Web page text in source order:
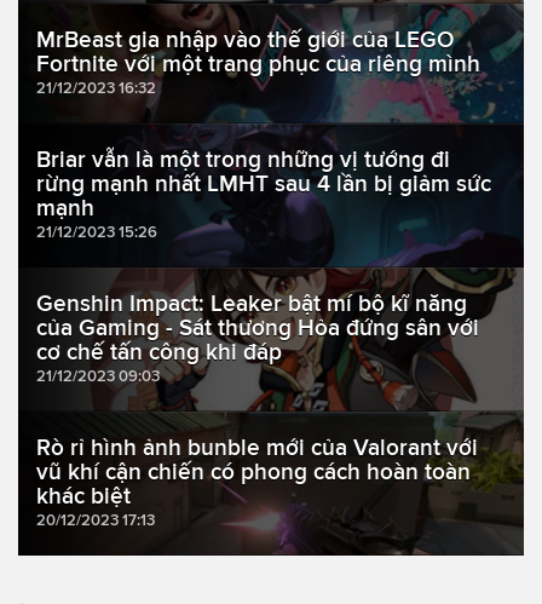
MrBeast gia nhập vào thế giới của LEGO
Fortnite với một trang phục của riêng mình
21/12/2023 16:32
Briar vẫn là một trong những vị tướng đi
rừng mạnh nhất LMHT sau 4 lần bị giảm sức
mạnh
21/12/2023 15:26
Genshin Impact: Leaker bật mí bộ kĩ năng
của Gaming - Sát thương Hỏa đứng sân với
cơ chế tấn công khi đáp
21/12/2023 09:03
Rò rỉ hình ảnh bunble mới của Valorant với
vũ khí cận chiến có phong cách hoàn toàn
khác biệt
20/12/2023 17:13